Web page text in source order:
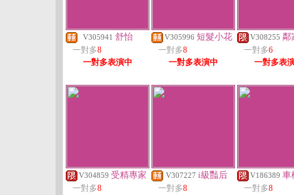
V305941 舒怡
一對多8
一對多表演中
V305996 短髮小花
一對多8
一對多表演中
V308255 鄰
一對多6
一對多表
V304859 受精專家
一對多8
V307227 i級豔后
一對多8
V186389 車
一對多8